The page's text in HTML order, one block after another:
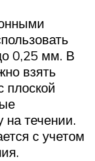
0,25 мм. В
взять
плоской
на течении.
с учетом